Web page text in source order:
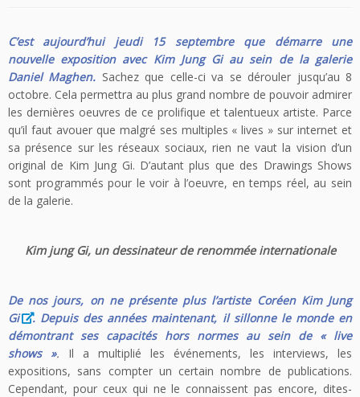
C’est aujourd’hui jeudi 15 septembre que démarre une
nouvelle exposition avec Kim Jung Gi au sein de la galerie
Daniel Maghen. Sachez que celle-ci va se dérouler jusqu’au 8
octobre. Cela permettra au plus grand nombre de pouvoir admirer
les dernières oeuvres de ce prolifique et talentueux artiste. Parce
qu’il faut avouer que malgré ses multiples « lives » sur internet et
sa présence sur les réseaux sociaux, rien ne vaut la vision d’un
original de Kim Jung Gi. D’autant plus que des Drawings Shows
sont programmés pour le voir à l’oeuvre, en temps réel, au sein
de la galerie.
Kim jung Gi, un dessinateur de renommée internationale
De nos jours, on ne présente plus l’artiste Coréen Kim Jung
Gi
. Depuis des années maintenant, il sillonne le monde en
démontrant ses capacités hors normes au sein de « live
shows ». Il a multiplié les événements, les interviews, les
expositions, sans compter un certain nombre de publications.
Cependant, pour ceux qui ne le connaissent pas encore, dites-